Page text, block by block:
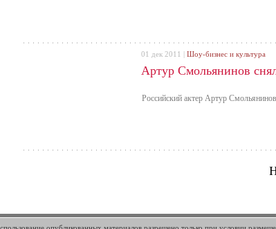
Артур Смольянинов
Российский актер Артур
01 дек 2011 | Шоу-бизнес и культура